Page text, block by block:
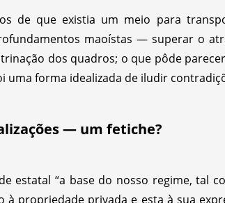
de que existia um meio para
maoístas — superar o
dos quadros; o que pôde
forma idealizada de iludir
— um fetiche?
estatal “a base do nosso regime, tal
propriedade privada e esta à sua